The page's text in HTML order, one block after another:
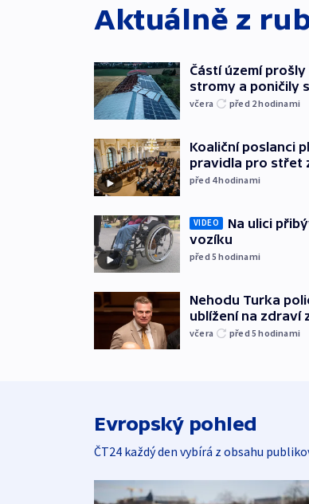
Aktuálně z
Částí území
stromy a poničily
včera před 2hodinami
Koaliční poslanci
pravidla pro střet
před 4hodinami
VIDEO
Na ulici
vozíku
před 5hodinami
Nehodu Turka
ublížení na zdraví
včera před 5hodinami
Evropský pohled
ČT24 každý den vybírá z obsahu